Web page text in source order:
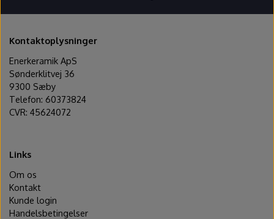
Kontaktoplysninger
Enerkeramik ApS
Sønderklitvej 36
9300 Sæby
Telefon: 60373824
CVR: 45624072
Links
Om os
Kontakt
Kunde login
Handelsbetingelser